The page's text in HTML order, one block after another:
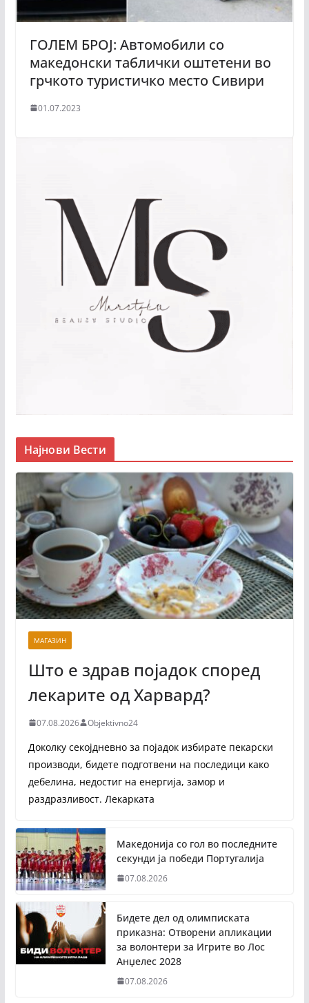
ГОЛЕМ БРОЈ: Автомобили со
македонски таблички оштетени во
грчкото туристичко место Сивири
01.07.2023
Најнови Вести
МАГАЗИН
Што е здрав појадок според
лекарите од Харвард?
07.08.2026 Objektivno24
Доколку секојдневно за појадок избирате пекарски
производи, бидете подготвени на последици како
дебелина, недостиг на енергија, замор и
раздразливост. Лекарката
Македонија со гол во последните
секунди ја победи Португалија
07.08.2026
Бидете дел од олимписката
приказна: Отворени апликации
за волонтери за Игрите во Лос
Анџелес 2028
07.08.2026